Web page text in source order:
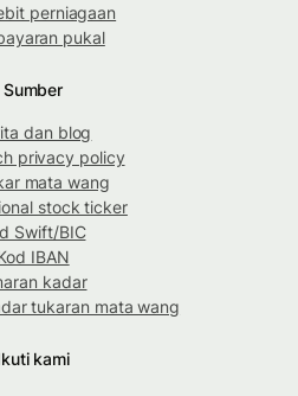
perniagaan
pukal
Sumber
dan blog
privacy policy
mata wang
stock ticker
Swift/BIC
IBAN
kadar
tukaran mata wang
kami